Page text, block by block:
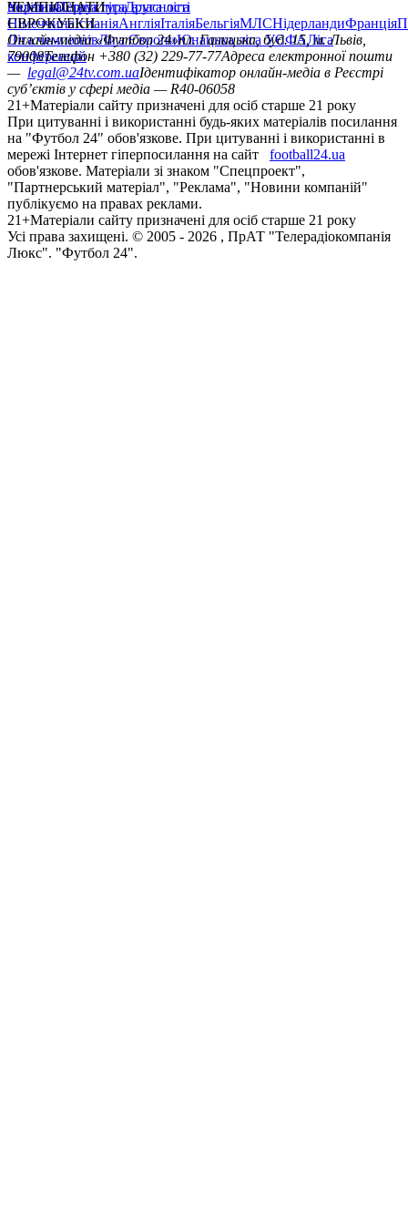
політикаСтруктура власності
УкраїнаПерша лігаДруга ліга
ЧЕМПІОНАТИ
НімеччинаІспаніяАнгліяІталіяБельгіяМЛСНідерландиФранція
ЄВРОКУБКИ
Ліга чемпіонівЛіга ЄвропиЮнацька ліга УЄФАЛіга
конференцій
Онлайн-медіа «Футбол 24»пл. Галицька, буд. 15, м. Львів,
79008Телефон +380 (32) 229-77-77Адреса електронної пошти
— legal@24tv.com.uaІдентифікатор онлайн-медіа в Реєстрі
суб’єктів у сфері медіа — R40-06058
21+Матеріали сайту призначені для осіб старше 21 року
При цитуванні і використанні будь-яких матеріалів посилання
на "Футбол 24" обов'язкове. При цитуванні і використанні в
мережі Інтернет гіперпосилання на сайт
football24.ua
обов'язкове. Матеріали зі знаком "Спецпроект",
"Партнерський матеріал", "Реклама", "Новини компаній"
публікуємо на правах реклами.
21+Матеріали сайту призначені для осіб старше 21 року
Усi права захищенi. © 2005 - 2026 , ПрАТ "Телерадіокомпанія
Люкс". "Футбол 24".